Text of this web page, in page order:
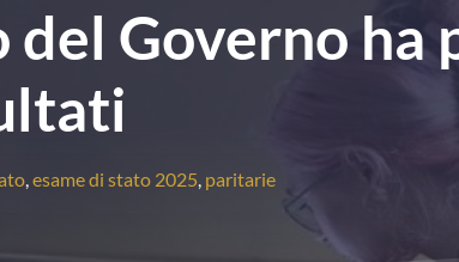
Governo ha
esame di stato 2025 paritarie